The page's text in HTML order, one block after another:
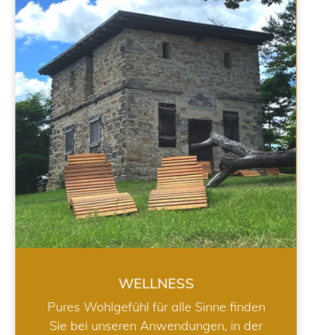
WELLNESS
WELLNESS
Pures Wohlgefühl für alle Sinne finden
Sie bei unseren Anwendungen, in der